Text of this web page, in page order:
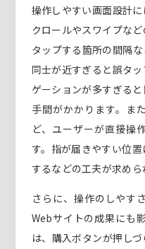
操作しやすい画面設計
クロールやスワイプなど
タップする箇所の間隔
同士が近すぎると誤タ
ゲーションが多すぎる
手間がかかります。ま
ど、ユーザーが直接操
す。指が届きやすい位
するなどの工夫が求めら
さらに、操作のしやす
Webサイトの成果にも
は、購入ボタンが押し